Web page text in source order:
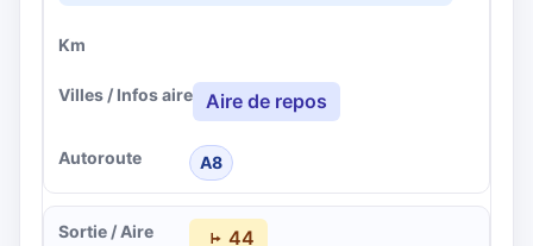
Aire de repos
A8
44